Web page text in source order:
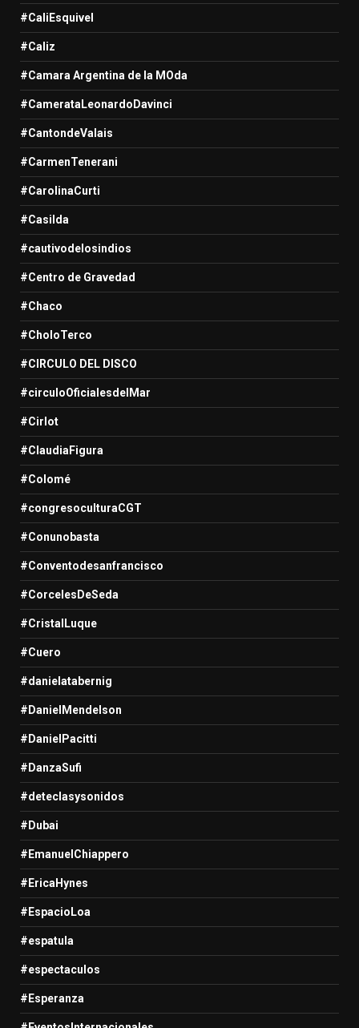
#CaliEsquivel
#Caliz
#Camara Argentina de la MOda
#CamerataLeonardoDavinci
#CantondeValais
#CarmenTenerani
#CarolinaCurti
#Casilda
#cautivodelosindios
#Centro de Gravedad
#Chaco
#CholoTerco
#CIRCULO DEL DISCO
#circuloOficialesdelMar
#Cirlot
#ClaudiaFigura
#Colomé
#congresoculturaCGT
#Conunobasta
#Conventodesanfrancisco
#CorcelesDeSeda
#CristalLuque
#Cuero
#danielatabernig
#DanielMendelson
#DanielPacitti
#DanzaSufi
#deteclasysonidos
#Dubai
#EmanuelChiappero
#EricaHynes
#EspacioLoa
#espatula
#espectaculos
#Esperanza